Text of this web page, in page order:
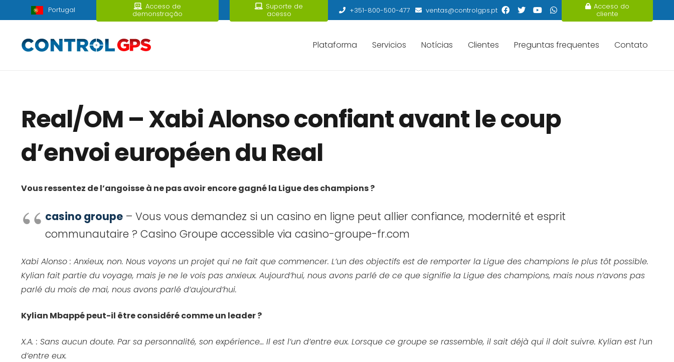
Portugal Acceso de
demonstração
Suporte de
acesso +351-800-500-477 ventas@controlgps.pt Acceso do
cliente
Plataforma Servicios Notícias Clientes Preguntas frequentes Contato
Real/OM – Xabi Alonso confiant avant le coup
d’envoi européen du Real
Vous ressentez de l’angoisse à ne pas avoir encore gagné la Ligue des champions ?
casino groupe – Vous vous demandez si un casino en ligne peut allier confiance, modernité et esprit
communautaire ? Casino Groupe accessible via casino-groupe-fr.com
Xabi Alonso : Anxieux, non. Nous voyons un projet qui ne fait que commencer. L’un des objectifs est de remporter la Ligue des champions le plus tôt possible.
Kylian fait partie du voyage, mais je ne le vois pas anxieux. Aujourd’hui, nous avons parlé de ce que signifie la Ligue des champions, mais nous n’avons pas
parlé du mois de mai, nous avons parlé d’aujourd’hui.
Kylian Mbappé peut-il être considéré comme un leader ?
X.A. : Sans aucun doute. Par sa personnalité, son expérience… Il est l’un d’entre eux. Lorsque ce groupe se rassemble, il sait déjà qui il doit suivre. Kylian est l’un
d’entre eux.